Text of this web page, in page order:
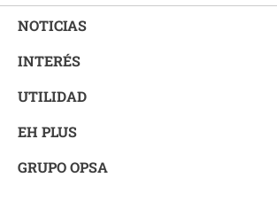
NOTICIAS
INTERÉS
UTILIDAD
EH PLUS
GRUPO OPSA